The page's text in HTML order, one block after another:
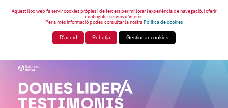
Aquest lloc web fa servir cookies pròpies i de tercers per millorar l’experiència de navegació, i oferir
continguts i serveis d’interès.
Per a més informació podeu consultar la nostraPolítica de cookies
D'acord Rebutja Gestionar cookies